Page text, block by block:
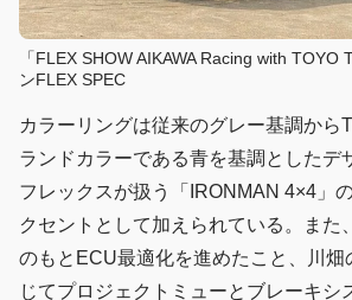
「FLEX SHOW AIKAWA Racing with TOYO
ンFLEX SPEC
カラーリングは従来のグレー基調から
ランドカラーである青を基調としたデ
フレックスが扱う「IRONMAN 4×4」
クセントとして加えられている。また
のもとECU最適化を進めたこと、川畑
じてプロジェクトミューとブレーキシ